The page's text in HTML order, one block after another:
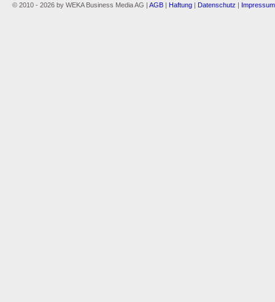
© 2010 - 2026 by WEKA Business Media AG | AGB | Haftung | Datenschutz | Impressum